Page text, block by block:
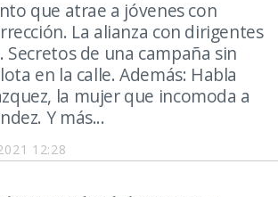
12:28
que atrae a jóvenes con
La alianza con dirigentes
de una campaña sin
en la calle. Además: Habla
la mujer que incomoda a
Y más...